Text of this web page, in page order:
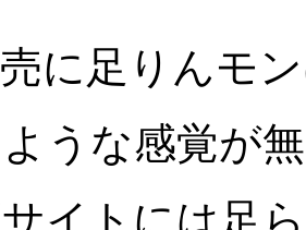
に足りんモ
うな感覚が
イトには足